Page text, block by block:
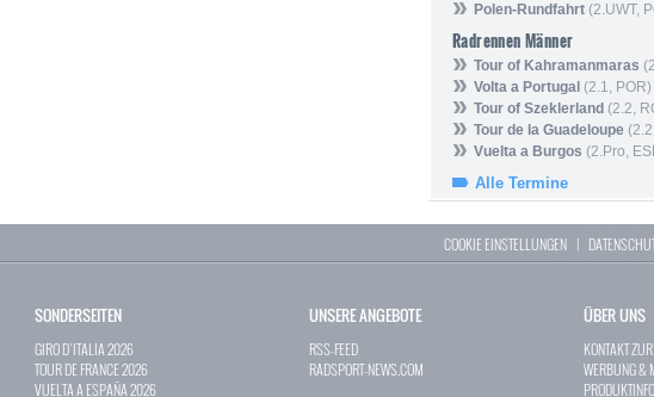
Polen-Rundfahrt (2.UWT,
Radrennen Männer
Tour of Kahramanmaras
Volta a Portugal (2.1, POR)
Tour of Szeklerland (2.2,
Tour de la Guadeloupe
Vuelta a Burgos (2.Pro,
Alle Termine
COOKIE EINSTELLUNGEN |
SONDERSEITEN
GIRO D`ITALIA 2026
TOUR DE FRANCE 2026
VUELTA A ESPAÑA 2026
UNSERE ANGEBOTE
RSS-FEED
RADSPORT-NEWS.COM
ÜBER UNS
KONTAKT
WERBUNG &